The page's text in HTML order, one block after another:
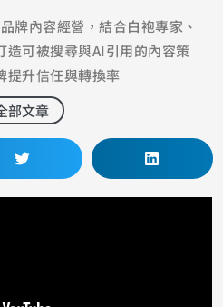
牌內容經營，結合白袍專家、
造可被搜尋與AI引用的內容策
提升信任與轉換率
部文章